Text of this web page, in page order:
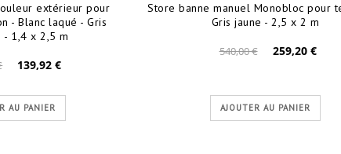
extérieur pour
- Blanc laqué - Gris
- 1,4 x 2,5 m
139,92 €
AU PANIER
Store banne manuel Monobloc pour
Gris jaune - 2,5 x 2 m
540,00 € 259,20 €
AJOUTER AU PANIER